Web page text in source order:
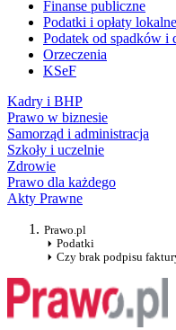
Finanse publiczne
Podatki i opłaty lokalne
Podatek od spadków i
Orzeczenia
KSeF
Kadry i BHP
Prawo w biznesie
Samorząd i administracja
Szkoły i uczelnie
Zdrowie
Prawo dla każdego
Akty Prawne
Prawo.pl
Podatki
Czy brak podpisu